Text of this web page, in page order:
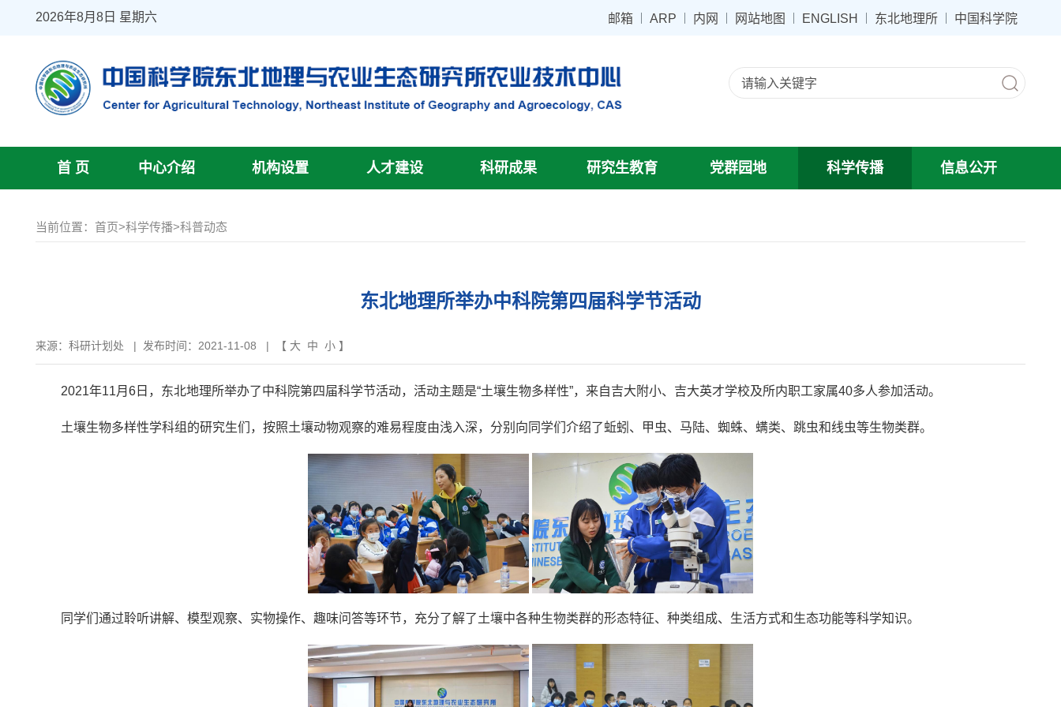
2026年8月8日 星期六 邮箱 ARP 内网 网站地图 ENGLISH 东北地理所 中国科学院
首 页 中心介绍 机构设置 人才建设 科研成果 研究生教育 党群园地 科学传播 信息公开
当前位置： 首页>科学传播>科普动态
东北地理所举办中科院第四届科学节活动
来源： 科研计划处 | 发布时间：2021-11-08 | 【 大 中 小 】
2021年11月6日，东北地理所举办了中科院第四届科学节活动，活动主题是“土壤生物多样性”，来自吉大附小、吉大英才学校及所内职工家属40多人参加活动。
土壤生物多样性学科组的研究生们，按照土壤动物观察的难易程度由浅入深，分别向同学们介绍了蚯蚓、甲虫、马陆、蜘蛛、螨类、跳虫和线虫等生物类群。
同学们通过聆听讲解、模型观察、实物操作、趣味问答等环节，充分了解了土壤中各种生物类群的形态特征、种类组成、生活方式和生态功能等科学知识。